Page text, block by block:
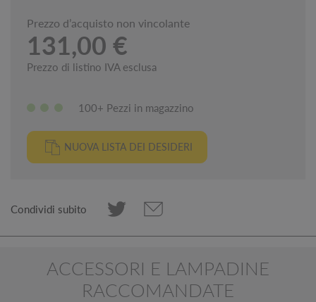
Prezzo d’acquisto non vincolante
131,00 €
Prezzo di listino IVA esclusa
100+ Pezzi in magazzino
NUOVA LISTA DEI DESIDERI
Condividi subito
ACCESSORI E LAMPADINE
RACCOMANDATE